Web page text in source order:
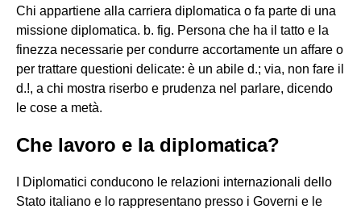
Chi appartiene alla carriera diplomatica o fa parte di una
missione diplomatica. b. fig. Persona che ha il tatto e la
finezza necessarie per condurre accortamente un affare o
per trattare questioni delicate: è un abile d.; via, non fare il
d.!, a chi mostra riserbo e prudenza nel parlare, dicendo
le cose a metà.
Che lavoro e la diplomatica?
I Diplomatici conducono le relazioni internazionali dello
Stato italiano e lo rappresentano presso i Governi e le